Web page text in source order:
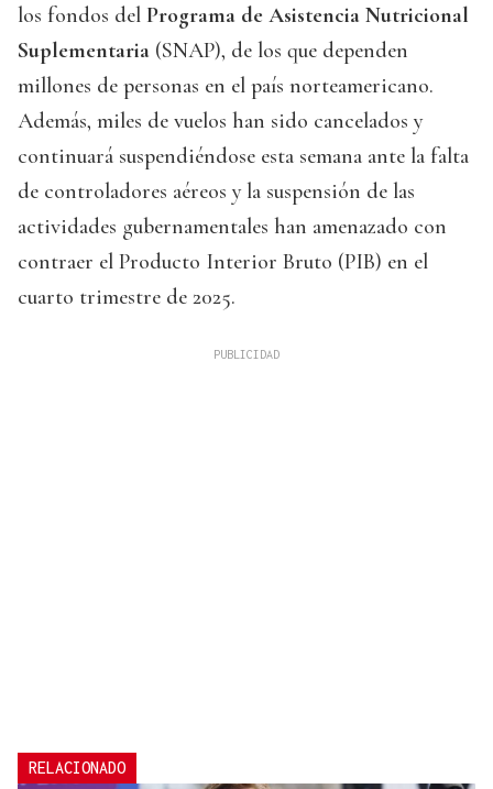
los fondos del Programa de Asistencia Nutricional
Suplementaria (SNAP), de los que dependen
millones de personas en el país norteamericano.
Además, miles de vuelos han sido cancelados y
continuará suspendiéndose esta semana ante la falta
de controladores aéreos y la suspensión de las
actividades gubernamentales han amenazado con
contraer el Producto Interior Bruto (PIB) en el
cuarto trimestre de 2025.
RELACIONADO